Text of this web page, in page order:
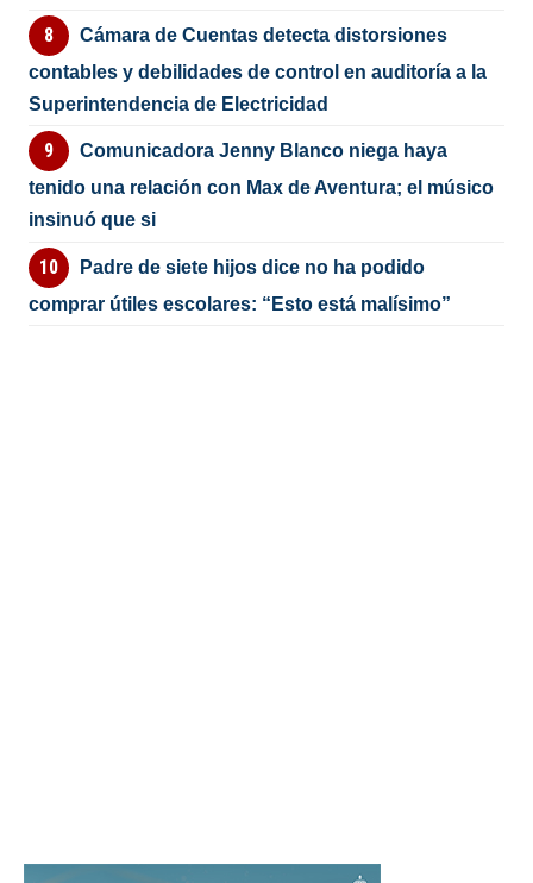
Cámara de Cuentas detecta distorsiones
contables y debilidades de control en auditoría a la
Superintendencia de Electricidad
Comunicadora Jenny Blanco niega haya
tenido una relación con Max de Aventura; el músico
insinuó que si
Padre de siete hijos dice no ha podido
comprar útiles escolares: “Esto está malísimo”